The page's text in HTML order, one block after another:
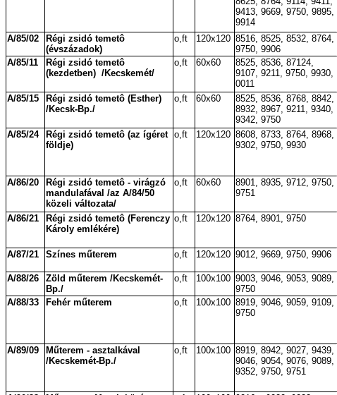
9413, 9669, 9750, 9895,
9914
A/85/02
Régi zsidó temetô
(évszázadok)
o,ft 120x120 8516, 8525, 8532, 8764,
9750, 9906
A/85/11
Régi zsidó temetô
(kezdetben) /Kecskemét/
o,ft 60x60
8525, 8536, 87124,
9107, 9211, 9750, 9930,
0011
A/85/15
Régi zsidó temetô (Esther)
/Kecsk-Bp./
o,ft 60x60
8525, 8536, 8768, 8842,
8932, 8967, 9211, 9340,
9342, 9750
A/85/24
Régi zsidó temetô (az ígéret
földje)
o,ft 120x120 8608, 8733, 8764, 8968,
9302, 9750, 9930
A/86/20
Régi zsidó temetô - virágzó
mandulafával /az A/84/50
közeli változata/
o,ft 60x60
8901, 8935, 9712, 9750,
9751
A/86/21
Régi zsidó temetô (Ferenczy
Károly emlékére)
o,ft 120x120 8764, 8901, 9750
A/87/21 Színes műterem o,ft 120x120 9012, 9669, 9750, 9906
A/88/26
Zöld műterem /Kecskemét-
Bp./
o,ft 100x100 9003, 9046, 9053, 9089,
9750
A/88/33 Fehér műterem o,ft 100x100 8919, 9046, 9059, 9109,
9750
A/89/09
Műterem - asztalkával
/Kecskemét-Bp./
o,ft 100x100 8919, 8942, 9027, 9439,
9046, 9054, 9076, 9089,
9352, 9750, 9751